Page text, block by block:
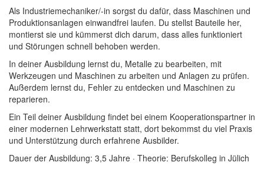
Als Industriemechaniker/-in sorgst du dafür, dass Maschinen und
Produktionsanlagen einwandfrei laufen. Du stellst Bauteile her,
montierst sie und kümmerst dich darum, dass alles funktioniert
und Störungen schnell behoben werden.
In deiner Ausbildung lernst du, Metalle zu bearbeiten, mit
Werkzeugen und Maschinen zu arbeiten und Anlagen zu prüfen.
Außerdem lernst du, Fehler zu entdecken und Maschinen zu
reparieren.
Ein Teil deiner Ausbildung findet bei einem Kooperationspartner in
einer modernen Lehrwerkstatt statt, dort bekommst du viel Praxis
und Unterstützung durch erfahrene Ausbilder.
Dauer der Ausbildung: 3,5 Jahre · Theorie: Berufskolleg in Jülich